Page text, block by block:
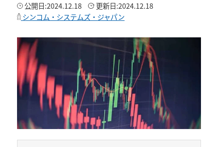
公開日:2024.12.18 更新日:2024.12.18
シンコム・システムズ・ジャパン